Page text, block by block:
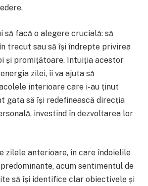
să facă o alegere crucială: să
trecut sau să își îndrepte privirea
și promițătoare. Intuiția acestor
zilei, îi va ajuta să
interioare care i-au ținut
gata să își redefinească direcția
investind în dezvoltarea lor
zilele anterioare, în care îndoielile
acum sentimentul de
să își identifice clar obiectivele și